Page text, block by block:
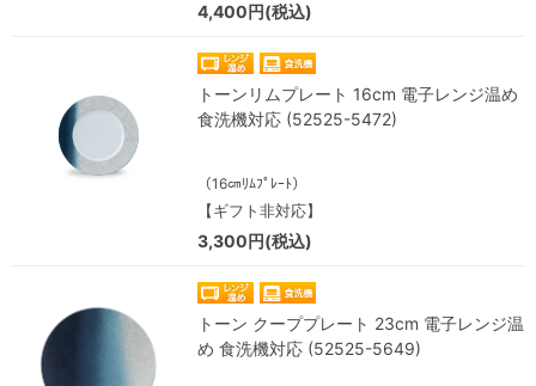
4,400円(税込)
トーンリムプレート 16cm 電子レンジ温め
食洗機対応 (52525-5472)
（16㎝ﾘﾑﾌﾟﾚｰﾄ）
【ギフト非対応】
3,300円(税込)
トーン クーププレート 23cm 電子レンジ温
め 食洗機対応 (52525-5649)